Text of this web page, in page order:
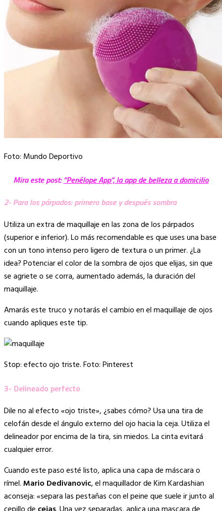
Foto: Mundo Deportivo
Mira este post: “Penélope App”, la app de belleza a domicilio
2- Para los párpados: primero base y después sombra
Utiliza un extra de maquillaje en las zona de los párpados
(superior e inferior). Lo más recomendable es que uses una base
con un tono intenso pero ligero de textura o un primer. ¿La
idea? Potenciar el color de la sombra de ojos que elijas, sin que
se agriete o se corra, aumentado además, la duración del
maquillaje.
Amarás este truco y notarás el cambio en el maquillaje de ojos
cuando apliques este tip.
Stop: efecto ojo triste. Foto: Pinterest
3- Delineado perfecto
Dile no al efecto «ojo triste», ¿sabes cómo? Usa una tira de
celofán desde el ángulo externo del ojo hacia la ceja. Utiliza el
delineador por encima de la tira, sin miedos. La cinta evitará
cualquier error.
Cuando este paso esté listo, aplica una capa de máscara o
rímel.Mario Dedivanovic, el maquillador de Kim Kardashian
aconseja: «separa las pestañas con el peine que suele ir junto al